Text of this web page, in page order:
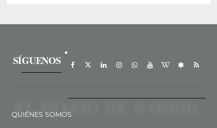
SÍGUENOS
QUIÉNES SOMOS